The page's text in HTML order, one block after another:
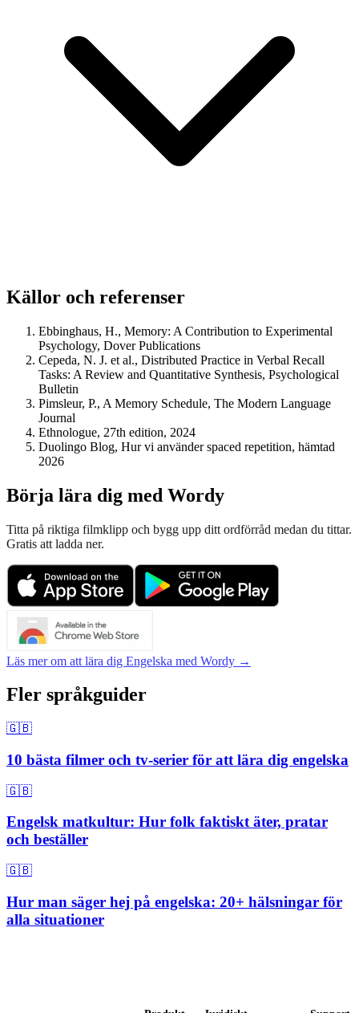
Källor och referenser
Ebbinghaus, H., Memory: A Contribution to Experimental
Psychology, Dover Publications
Cepeda, N. J. et al., Distributed Practice in Verbal Recall
Tasks: A Review and Quantitative Synthesis, Psychological
Bulletin
Pimsleur, P., A Memory Schedule, The Modern Language
Journal
Ethnologue, 27th edition, 2024
Duolingo Blog, Hur vi använder spaced repetition, hämtad
2026
Börja lära dig med Wordy
Titta på riktiga filmklipp och bygg upp ditt ordförråd medan du tittar.
Gratis att ladda ner.
Läs mer om att lära dig Engelska med Wordy →
Fler språkguider
🇬🇧
10 bästa filmer och tv-serier för att lära dig engelska
🇬🇧
Engelsk matkultur: Hur folk faktiskt äter, pratar
och beställer
🇬🇧
Hur man säger hej på engelska: 20+ hälsningar för
alla situationer